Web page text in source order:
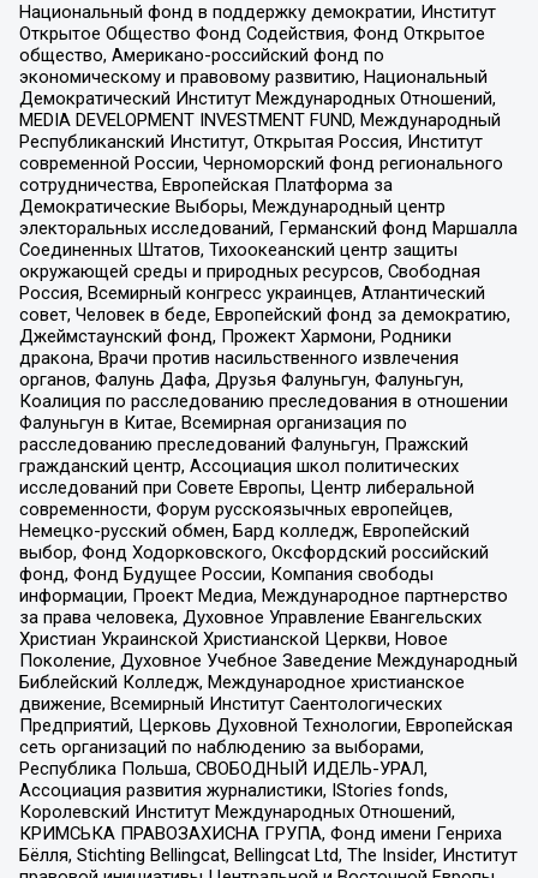
Национальный фонд в поддержку демократии, Институт
Открытое Общество Фонд Содействия, Фонд Открытое
общество, Американо-российский фонд по
экономическому и правовому развитию, Национальный
Демократический Институт Международных Отношений,
MEDIA DEVELOPMENT INVESTMENT FUND, Международный
Республиканский Институт, Открытая Россия, Институт
современной России, Черноморский фонд регионального
сотрудничества, Европейская Платформа за
Демократические Выборы, Международный центр
электоральных исследований, Германский фонд Маршалла
Соединенных Штатов, Тихоокеанский центр защиты
окружающей среды и природных ресурсов, Свободная
Россия, Всемирный конгресс украинцев, Атлантический
совет, Человек в беде, Европейский фонд за демократию,
Джеймстаунский фонд, Прожект Хармони, Родники
дракона, Врачи против насильственного извлечения
органов, Фалунь Дафа, Друзья Фалуньгун, Фалуньгун,
Коалиция по расследованию преследования в отношении
Фалуньгун в Китае, Всемирная организация по
расследованию преследований Фалуньгун, Пражский
гражданский центр, Ассоциация школ политических
исследований при Совете Европы, Центр либеральной
современности, Форум русскоязычных европейцев,
Немецко-русский обмен, Бард колледж, Европейский
выбор, Фонд Ходорковского, Оксфордский российский
фонд, Фонд Будущее России, Компания свободы
информации, Проект Медиа, Международное партнерство
за права человека, Духовное Управление Евангельских
Христиан Украинской Христианской Церкви, Новое
Поколение, Духовное Учебное Заведение Международный
Библейский Колледж, Международное христианское
движение, Всемирный Институт Саентологических
Предприятий, Церковь Духовной Технологии, Европейская
сеть организаций по наблюдению за выборами,
Республика Польша, СВОБОДНЫЙ ИДЕЛЬ-УРАЛ,
Ассоциация развития журналистики, IStories fonds,
Королевский Институт Международных Отношений,
КРИМСЬКА ПРАВОЗАХИСНА ГРУПА, Фонд имени Генриха
Бёлля, Stichting Bellingcat, Bellingcat Ltd, The Insider, Институт